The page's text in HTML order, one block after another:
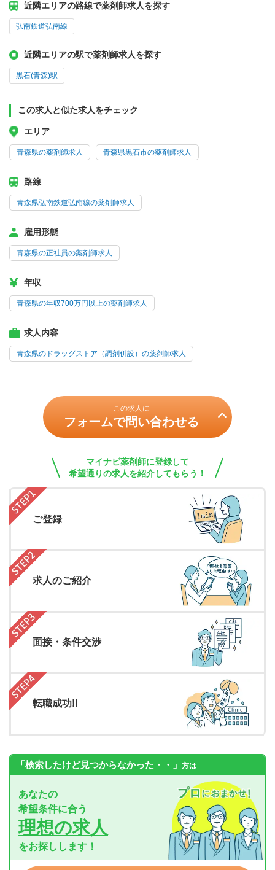
近隣エリアの路線で薬剤師求人を探す
弘南鉄道弘南線
近隣エリアの駅で薬剤師求人を探す
黒石(青森)駅
この求人と似た求人をチェック
エリア
青森県の薬剤師求人 青森県黒石市の薬剤師求人
路線
青森県弘南鉄道弘南線の薬剤師求人
雇用形態
青森県の正社員の薬剤師求人
年収
青森県の年収700万円以上の薬剤師求人
求人内容
青森県のドラッグストア（調剤併設）の薬剤師求人
この求人に
フォームで問い合わせる
マイナビ薬剤師に登録して
希望通りの求人を紹介してもらう！
ご登録
求人のご紹介
面接・条件交渉
転職成功!!
「検索したけど見つからなかった・・」 方は
あなたの
希望条件に合う
理想の求人
をお探しします！